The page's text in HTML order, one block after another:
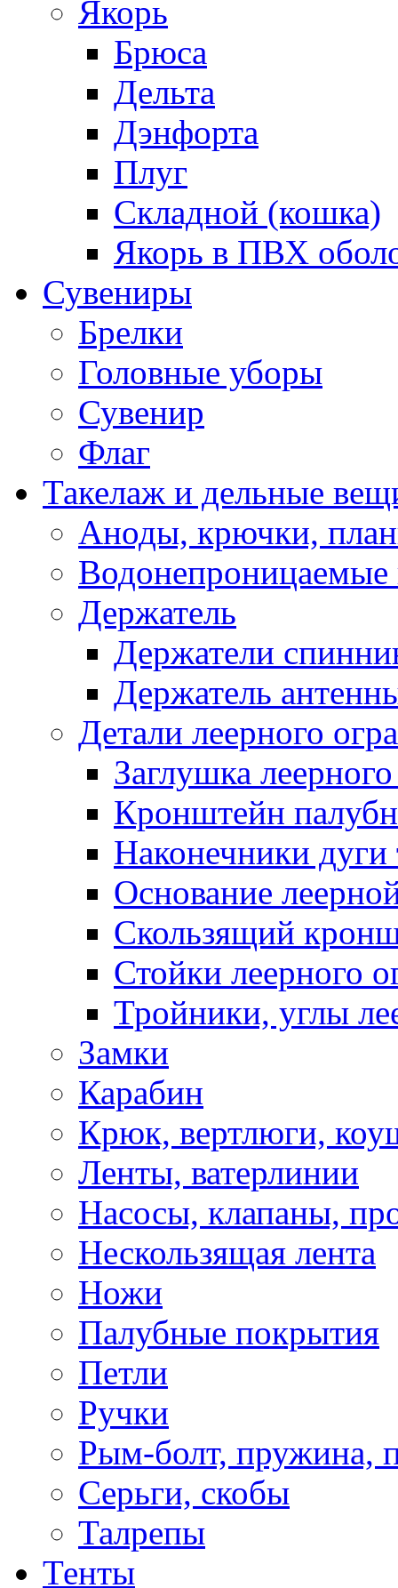
Якорь
Брюса
Дельта
Дэнфорта
Плуг
Складной (кошка)
Якорь в ПВХ
Сувениры
Брелки
Головные уборы
Сувенир
Флаг
Такелаж и дельные
Аноды, крючки,
Водонепроницаемые
Держатель
Держатели
Держатель
Детали леерного
Заглушка
Кронштейн
Наконечники дуги
Основание
Скользящий
Стойки леерного
Тройники, углы
Замки
Карабин
Крюк, вертлюги,
Ленты, ватерлинии
Насосы, клапаны,
Нескользящая лента
Ножи
Палубные покрытия
Петли
Ручки
Рым-болт, пружина,
Серьги, скобы
Талрепы
Тенты